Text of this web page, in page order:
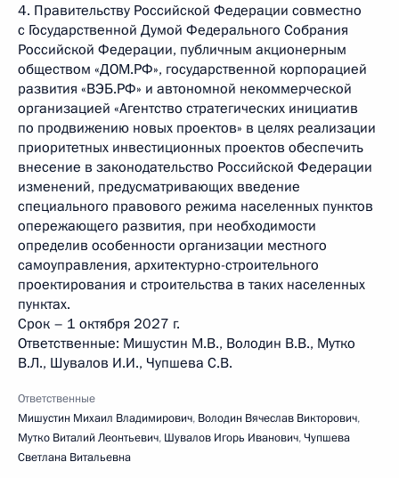
4. Правительству Российской Федерации совместно
с Государственной Думой Федерального Собрания
Российской Федерации, публичным акционерным
обществом «ДОМ.РФ», государственной корпорацией
развития «ВЭБ.РФ» и автономной некоммерческой
организацией «Агентство стратегических инициатив
по продвижению новых проектов» в целях реализации
приоритетных инвестиционных проектов обеспечить
внесение в законодательство Российской Федерации
изменений, предусматривающих введение
специального правового режима населенных пунктов
опережающего развития, при необходимости
определив особенности организации местного
самоуправления, архитектурно-строительного
проектирования и строительства в таких населенных
пунктах.
Срок – 1 октября 2027 г.
Ответственные: Мишустин М.В., Володин В.В., Мутко
В.Л., Шувалов И.И., Чупшева С.В.
Ответственные
Мишустин Михаил Владимирович, Володин Вячеслав Викторович,
Мутко Виталий Леонтьевич, Шувалов Игорь Иванович,Чупшева
Светлана Витальевна